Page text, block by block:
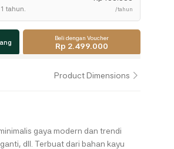
tahun. /tahun
Beli dengan Voucher
Rp 2.499.000
Product Dimensions
gaya modern dan trendi
dll. Terbuat dari bahan kayu